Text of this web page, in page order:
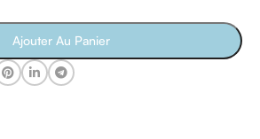
Ajouter Au Panier